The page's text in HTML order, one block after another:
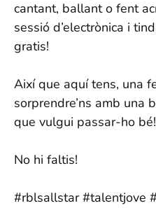
cantant, ballant o fent
sessió d’electrònica i
gratis!
Així que aquí tens, una
sorprendre’ns amb una
que vulgui passar-ho bé!
No hi faltis!
#rblsallstar #talentjove